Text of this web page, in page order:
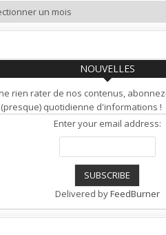
NOUVELLES
rien rater de nos contenus,
quotidienne d'informations !
Enter your email address:
Delivered byFeedBurner